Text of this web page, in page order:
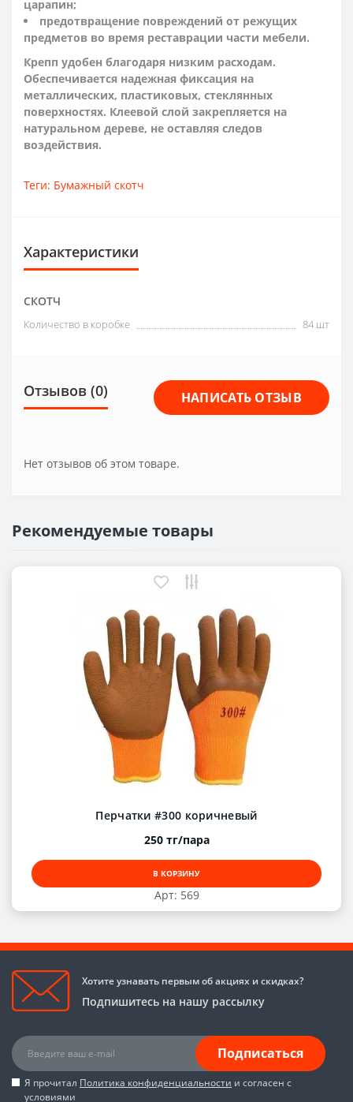
царапин;
предотвращение повреждений от режущих
предметов во время реставрации части мебели.
Крепп удобен благодаря низким расходам.
Обеспечивается надежная фиксация на
металлических, пластиковых, стеклянных
поверхностях. Клеевой слой закрепляется на
натуральном дереве, не оставляя следов
воздействия.
Теги: Бумажный скотч
Характеристики
СКОТЧ
Количество в коробке 84 шт
Отзывов (0) НАПИСАТЬ ОТЗЫВ
Нет отзывов об этом товаре.
Рекомендуемые товары
Арт: 569
Перчатки #300 коричневый
250 тг/пара
В КОРЗИНУ
Хотите узнавать первым об акциях и скидках?
Подпишитесь на нашу рассылку
Подписаться
Я прочитал Политика конфиденциальности и согласен с
условиями